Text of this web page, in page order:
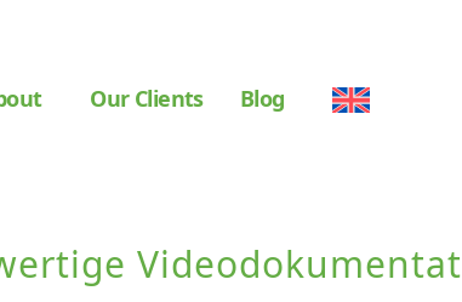
Our Clients Blog